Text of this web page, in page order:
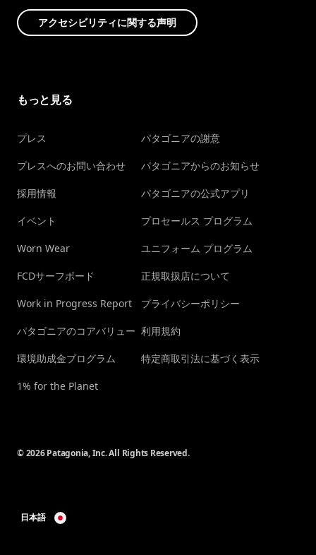
アクセシビリティに関する声明
もっと見る
プレス
プレスへのお問い合わせ
採用情報
イベント
Worn Wear
FCDサーフボード
Work in Progress Report
パタゴニアのコアバリュー
環境助成金プログラム
1% for the Planet
パタゴニアの謝意
パタゴニアからのお知らせ
パタゴニアの公式アプリ
プロセールス プログラム
ユニフォーム プログラム
正規取扱店について
プライバシーポリシー
利用規約
特定商取引法に基づく表示
© 2026 Patagonia, Inc. All Rights Reserved.
日本語